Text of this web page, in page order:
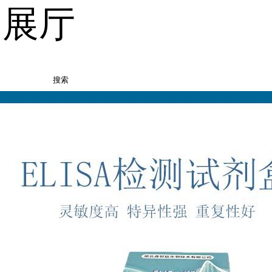
厅
搜索